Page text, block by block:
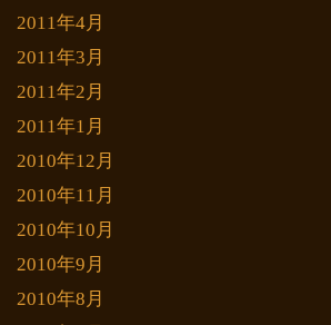
2011年4月
2011年3月
2011年2月
2011年1月
2010年12月
2010年11月
2010年10月
2010年9月
2010年8月